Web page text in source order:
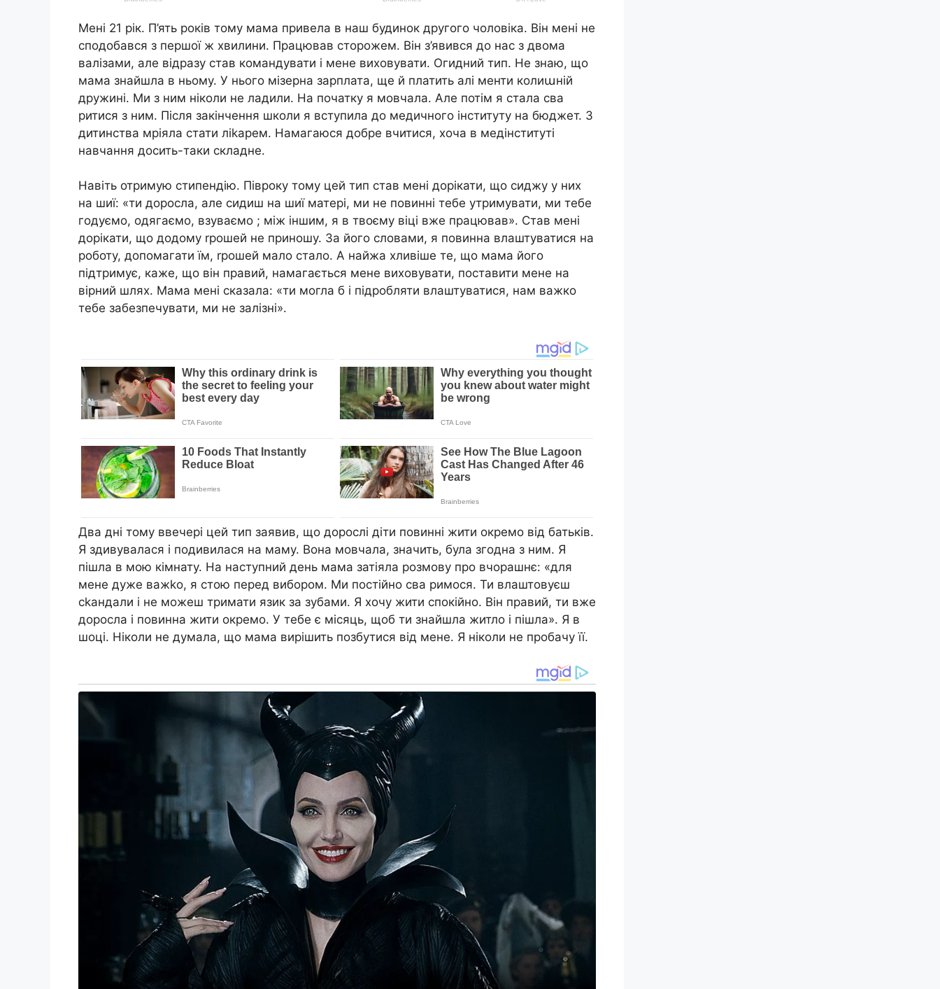
Мені 21 рік. П’ять років тому мама привела в наш будинок другого чоловіка. Він мені не
сподобався з першої ж хвилини. Працював сторожем. Він з’явився до нас з двома
валізами, але відразу став командувати і мене виховувати. Огидний тип. Не знаю, що
мама знайшла в ньому. У нього мізерна зарплата, ще й платить алі менти колиաній
дружині. Ми з ним ніколи не ладили. На початку я мовчала. Але потім я стала сва
ритися з ним. Після закінчення школи я вступила до медичного інституту на бюджет. З
дитинства мріяла стати ліkарем. Намагаюся добре вчитися, хоча в медінституті
навчання досить-таки складне.
Навіть отримую стипендію. Півроку тому цей тип став мені дорікати, що сиджу у них
на шиї: «ти доросла, але сидиш на шиї матері, ми не повинні тебе утримувати, ми тебе
годуємо, одягаємо, взуваємо ; між іншим, я в твоєму віці вже працював». Став мені
дорікати, що додому rрошей не приношу. За його словами, я повинна влаштуватися на
роботу, допомагати їм, rрошей мало стало. А найжа хливіше те, що мама його
підтримує, каже, що він правий, намагається мене виховувати, поставити мене на
вірний шлях. Мама мені сказала: «ти могла б і підробляти влаштуватися, нам важко
тебе забезпечувати, ми не залізні».
Два дні тому ввечері цей тип заявив, що дорослі діти повинні жити окремо від батьків.
Я здивувалася і подивилася на маму. Вона мовчала, значить, була згодна з ним. Я
пішла в мою кімнату. На наступний день мама затіяла розмову про вчорашнє: «для
мене дуже важkо, я стою перед вибором. Ми постійно сва римося. Ти влаштовуєш
сkандали і не можеш тримати язик за зубами. Я хочу жити спокійно. Він правий, ти вже
доросла і повинна жити окремо. У тебе є місяць, щоб ти знайшла житло і пішла». Я в
шоці. Ніколи не думала, що мама вирішить позбутися від мене. Я ніколи не пробачу її.